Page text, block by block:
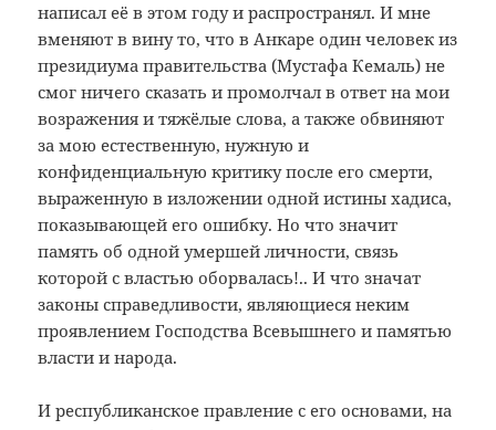
написал её в этом году и распространял. И мне
вменяют в вину то, что в Анкаре один человек из
президиума правительства (Мустафа Кемаль) не
смог ничего сказать и промолчал в ответ на мои
возражения и тяжёлые слова, а также обвиняют
за мою естественную, нужную и
конфиденциальную критику после его смерти,
выраженную в изложении одной истины хадиса,
показывающей его ошибку. Но что значит
память об одной умершей личности, связь
которой с властью оборвалась!.. И что значат
законы справедливости, являющиеся неким
проявлением Господства Всевышнего и памятью
власти и народа.
И республиканское правление с его основами, на